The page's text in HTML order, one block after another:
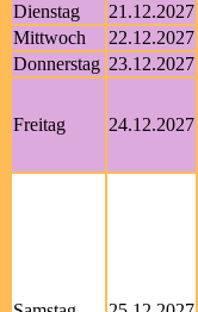
Dienstag
21.12.2027
Mittwoch
22.12.2027
Donnerstag 23.12.2027
Freitag 24.12.2027